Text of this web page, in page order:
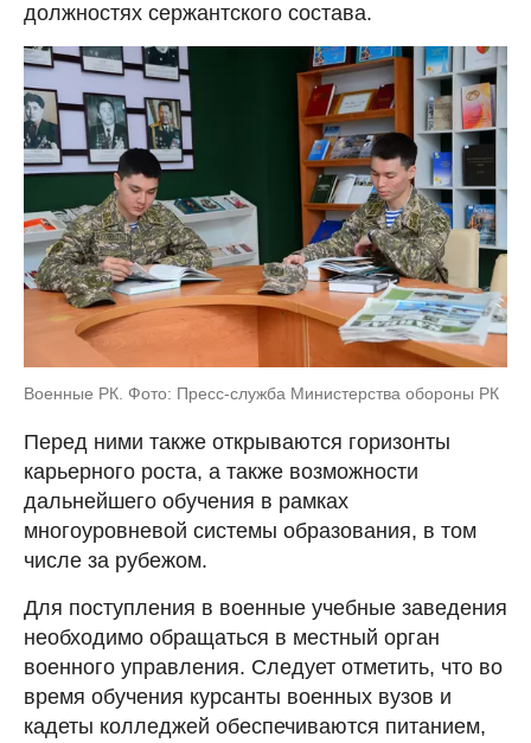
должностях сержантского состава.
Военные РК. Фото: Пресс-служба Министерства обороны РК
Перед ними также открываются горизонты
карьерного роста, а также возможности
дальнейшего обучения в рамках
многоуровневой системы образования, в том
числе за рубежом.
Для поступления в военные учебные заведения
необходимо обращаться в местный орган
военного управления. Следует отметить, что во
время обучения курсанты военных вузов и
кадеты колледжей обеспечиваются питанием,